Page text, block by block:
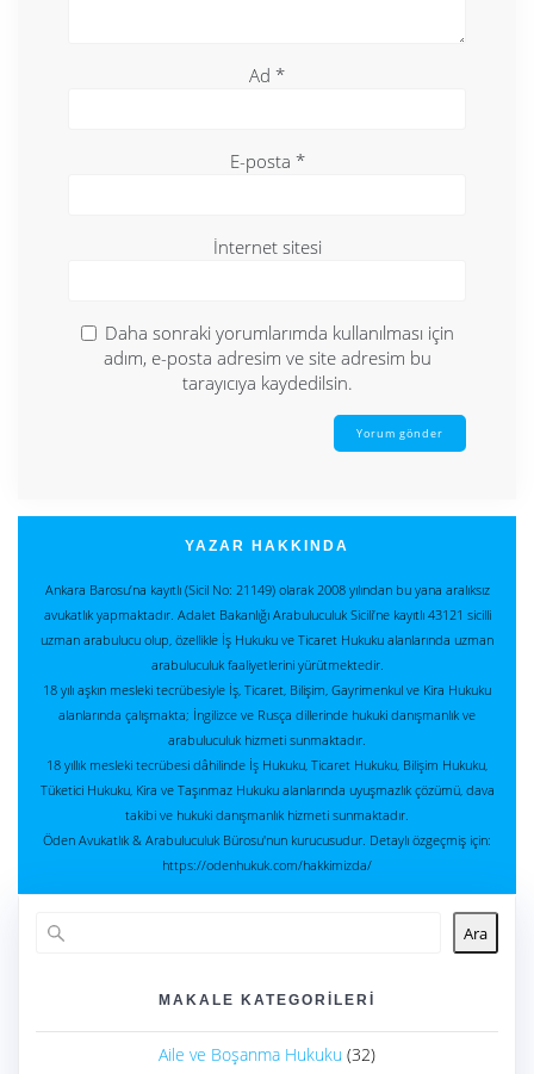
Ad *
E-posta *
İnternet sitesi
Daha sonraki yorumlarımda kullanılması için
adım, e-posta adresim ve site adresim bu
tarayıcıya kaydedilsin.
YAZAR HAKKINDA
Ankara Barosu’na kayıtlı (Sicil No: 21149) olarak 2008 yılından bu yana aralıksız
avukatlık yapmaktadır. Adalet Bakanlığı Arabuluculuk Sicili’ne kayıtlı 43121 sicilli
uzman arabulucu olup, özellikle İş Hukuku ve Ticaret Hukuku alanlarında uzman
arabuluculuk faaliyetlerini yürütmektedir.
18 yılı aşkın mesleki tecrübesiyle İş, Ticaret, Bilişim, Gayrimenkul ve Kira Hukuku
alanlarında çalışmakta; İngilizce ve Rusça dillerinde hukuki danışmanlık ve
arabuluculuk hizmeti sunmaktadır.
18 yıllık mesleki tecrübesi dâhilinde İş Hukuku, Ticaret Hukuku, Bilişim Hukuku,
Tüketici Hukuku, Kira ve Taşınmaz Hukuku alanlarında uyuşmazlık çözümü, dava
takibi ve hukuki danışmanlık hizmeti sunmaktadır.
Öden Avukatlık & Arabuluculuk Bürosu'nun kurucusudur. Detaylı özgeçmiş için:
https://odenhukuk.com/hakkimizda/
Ara
MAKALE KATEGORILERI
Aile ve Boşanma Hukuku (32)